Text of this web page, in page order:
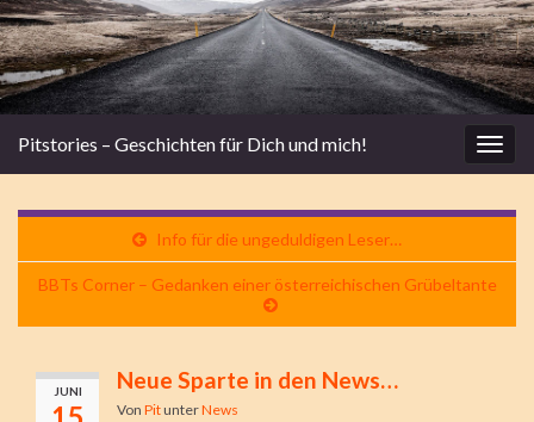
Pitstories – Geschichten für Dich und mich!
Info für die ungeduldigen Leser…
BBTs Corner – Gedanken einer österreichischen Grübeltante
JUNI Neue Sparte in den News…
Von PitunterNews